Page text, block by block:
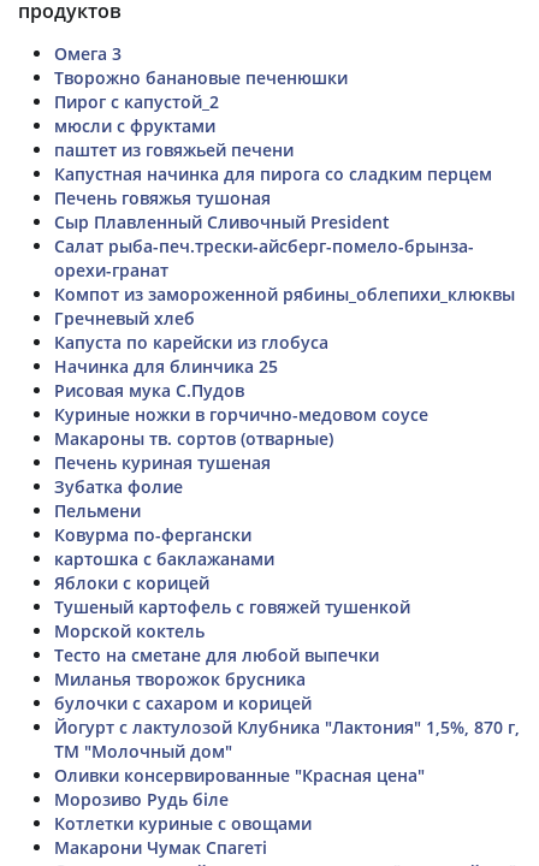
продуктов
Омега 3
Творожно банановые печенюшки
Пирог с капустой_2
мюсли с фруктами
паштет из говяжьей печени
Капустная начинка для пирога со сладким перцем
Печень говяжья тушоная
Сыр Плавленный Сливочный President
Салат рыба-печ.трески-айсберг-помело-брынза-
орехи-гранат
Компот из замороженной рябины_облепихи_клюквы
Гречневый хлеб
Капуста по карейски из глобуса
Начинка для блинчика 25
Рисовая мука С.Пудов
Куриные ножки в горчично-медовом соусе
Макароны тв. сортов (отварные)
Печень куриная тушеная
Зубатка фолие
Пельмени
Ковурма по-фергански
картошка с баклажанами
Яблоки с корицей
Тушеный картофель с говяжей тушенкой
Морской коктель
Тесто на сметане для любой выпечки
Миланья творожок брусника
булочки с сахаром и корицей
Йогурт с лактулозой Клубника "Лактония" 1,5%, 870 г,
ТМ "Молочный дом"
Оливки консервированные "Красная цена"
Морозиво Рудь біле
Котлетки куриные с овощами
Макарони Чумак Спагеті